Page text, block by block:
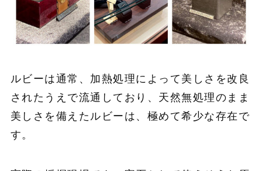
ルビーは通常、加熱処理によって美しさを改良
されたうえで流通しており、天然無処理のまま
美しさを備えたルビーは、極めて希少な存在で
す。